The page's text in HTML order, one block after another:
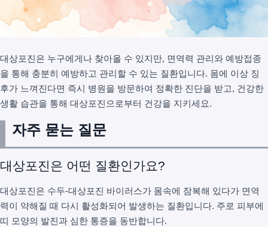
대상포진은 누구에게나 찾아올 수 있지만, 면역력 관리와 예방접종
을 통해 충분히 예방하고 관리할 수 있는 질환입니다. 몸에 이상 징
후가 느껴진다면 즉시 병원을 방문하여 정확한 진단을 받고, 건강한
생활 습관을 통해 대상포진으로부터 건강을 지키세요.
자주 묻는 질문
대상포진은 어떤 질환인가요?
대상포진은 수두-대상포진 바이러스가 몸속에 잠복해 있다가 면역
력이 약해질 때 다시 활성화되어 발생하는 질환입니다. 주로 피부에
띠 모양의 발진과 심한 통증을 동반합니다.